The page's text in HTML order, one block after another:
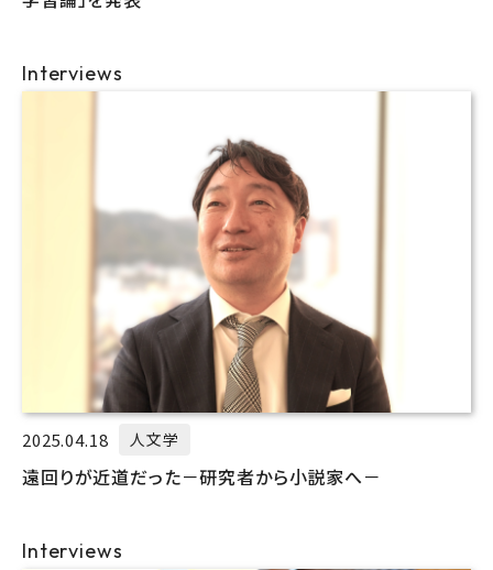
Interviews
2025.04.18 人文学
遠回りが近道だった－研究者から小説家へ－
Interviews